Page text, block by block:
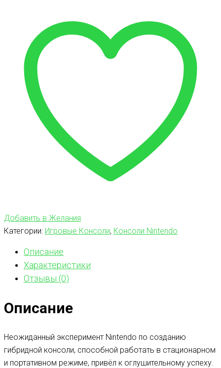
Добавить в Желания
Категории: Игровые Консоли, Консоли Nintendo
Описание
Характеристики
Отзывы (0)
Описание
Неожиданный эксперимент Nintendo по созданию
гибридной консоли, способной работать в стационарном
и портативном режиме, привёл к оглушительному успеху.